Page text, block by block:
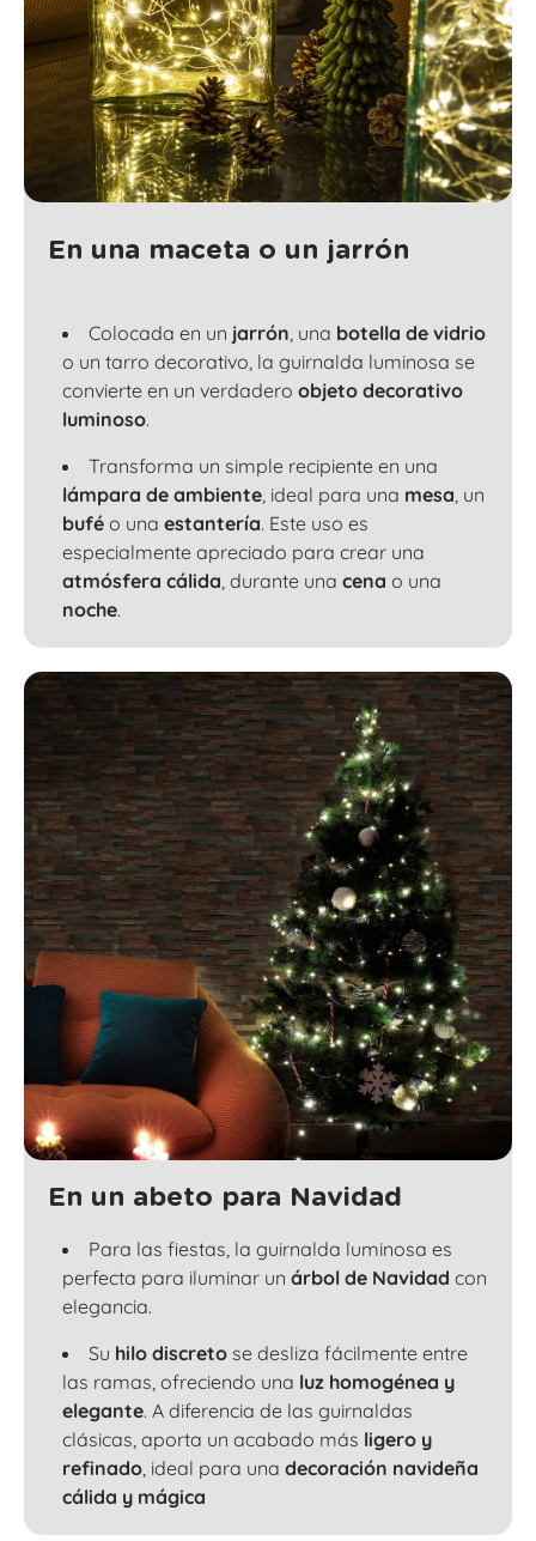
En una maceta o un jarrón
Colocada en un jarrón, una botella de vidrio
o un tarro decorativo, la guirnalda luminosa se
convierte en un verdadero objeto decorativo
luminoso.
Transforma un simple recipiente en una
lámpara de ambiente, ideal para una mesa, un
bufé o una estantería. Este uso es
especialmente apreciado para crear una
atmósfera cálida, durante una cena o una
noche.
En un abeto para Navidad
Para las fiestas, la guirnalda luminosa es
perfecta para iluminar un árbol de Navidad con
elegancia.
Su hilo discreto se desliza fácilmente entre
las ramas , ofreciendo una luz homogénea y
elegante. A diferencia de las guirnaldas
clásicas, aporta un acabado más ligero y
refinado , ideal para una decoración navideña
cálida y mágica